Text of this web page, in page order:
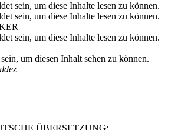
sein, um diese Inhalte lesen zu können.
sein, um diese Inhalte lesen zu können.
sein, um diese Inhalte lesen zu können.
um diesen Inhalt sehen zu können.
ÜBERSETZUNG: